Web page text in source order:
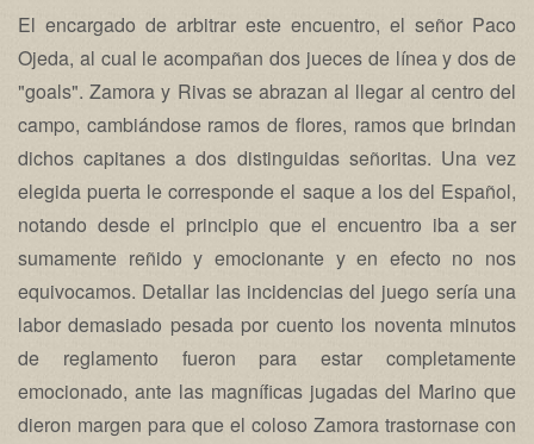
El encargado de arbitrar este encuentro, el señor Paco
Ojeda, al cual le acompañan dos jueces de línea y dos de
"goals". Zamora y Rivas se abrazan al llegar al centro del
campo, cambiándose ramos de flores, ramos que brindan
dichos capitanes a dos distinguidas señoritas. Una vez
elegida puerta le corresponde el saque a los del Español,
notando desde el principio que el encuentro iba a ser
sumamente reñido y emocionante y en efecto no nos
equivocamos. Detallar las incidencias del juego sería una
labor demasiado pesada por cuento los noventa minutos
de reglamento fueron para estar completamente
emocionado, ante las magníficas jugadas del Marino que
dieron margen para que el coloso Zamora trastornase con